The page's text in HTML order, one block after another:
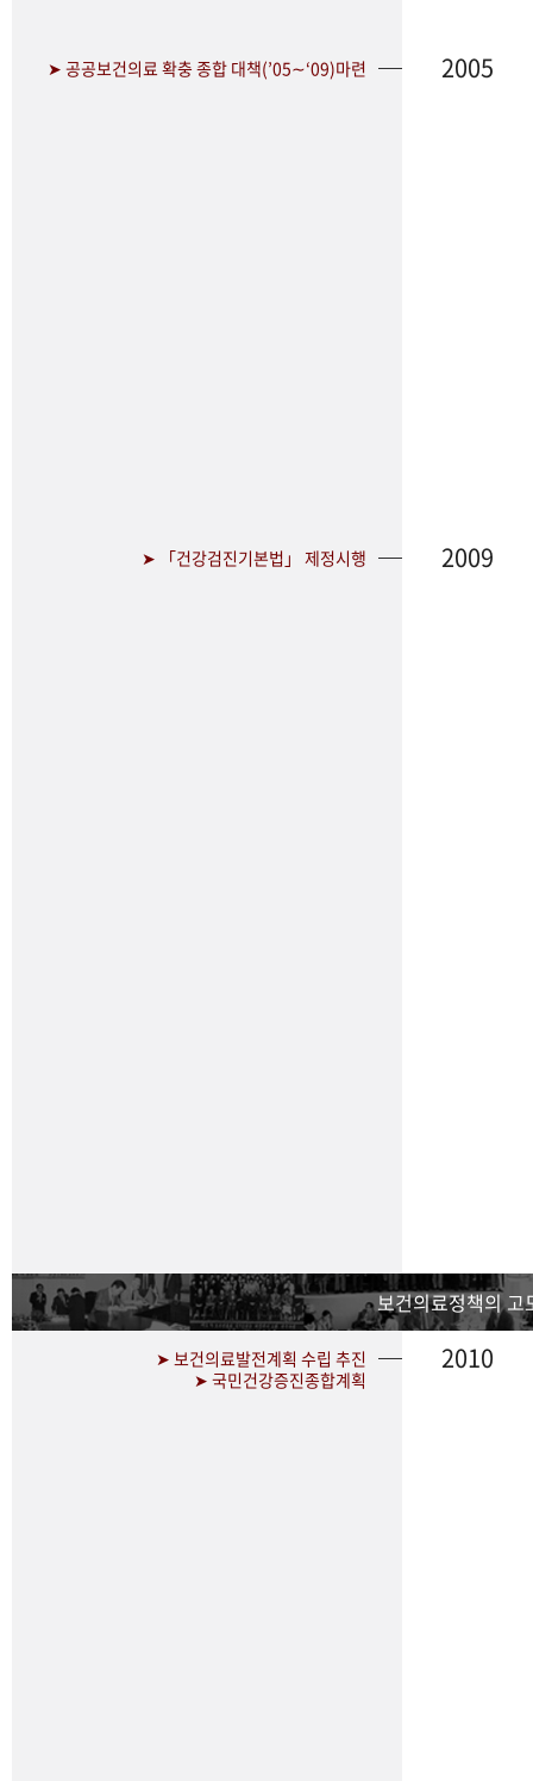
➤ 공공보건의료 확충 종합 대책(’05∼‘09)마련 2005
➤ 「건강검진기본법」 제정시행 2009
보건의료정책의 고
➤ 보건의료발전계획 수립 추진
➤ 국민건강증진종합계획
2010